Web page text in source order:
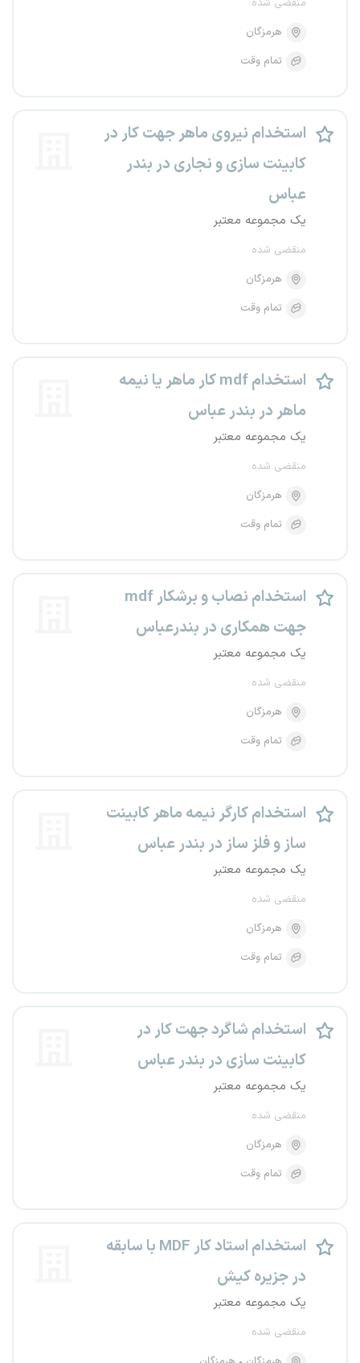
منقضی شده
هرمزگان
تمام وقت
استخدام نیروی ماهر جهت کار در
کابینت سازی و نجاری در بندر
عباس
یک مجموعه معتبر
منقضی شده
هرمزگان
تمام وقت
استخدام mdf کار ماهر یا نیمه
ماهر در بندر عباس
یک مجموعه معتبر
منقضی شده
هرمزگان
تمام وقت
استخدام نصاب و برشکار mdf
جهت همکاری در بندرعباس
یک مجموعه معتبر
منقضی شده
هرمزگان
تمام وقت
استخدام کارگر نیمه ماهر کابینت
ساز و فلز ساز در بندر عباس
یک مجموعه معتبر
منقضی شده
هرمزگان
تمام وقت
استخدام شاگرد جهت کار در
کابینت سازی در بندر عباس
یک مجموعه معتبر
منقضی شده
هرمزگان
تمام وقت
استخدام استاد کار MDF با سابقه
در جزیره کیش
یک مجموعه معتبر
منقضی شده